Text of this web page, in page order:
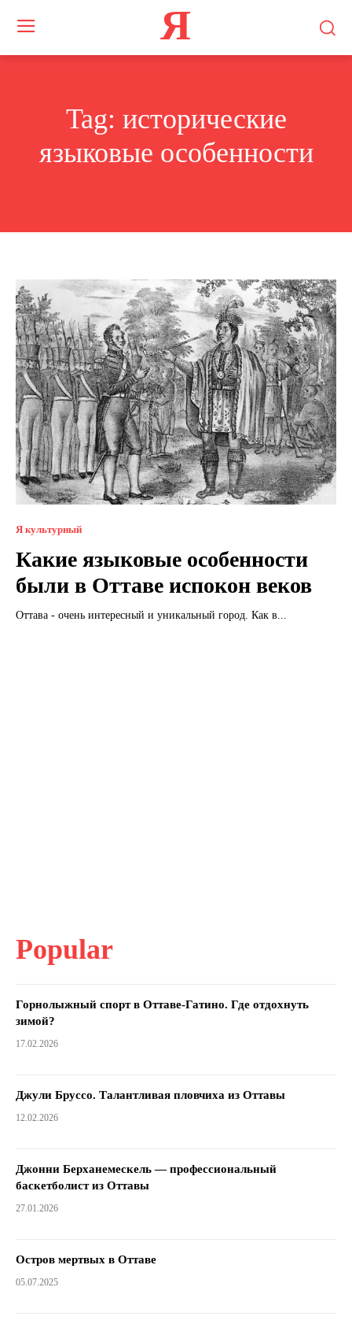
Я
Tag: исторические
языковые особенности
Я культурный
Какие языковые особенности
были в Оттаве испокон веков
Оттава - очень интересный и уникальный город. Как в...
Popular
Горнолыжный спорт в Оттаве-Гатино. Где отдохнуть
зимой?
17.02.2026
Джули Бруссо. Талантливая пловчиха из Оттавы
12.02.2026
Джонни Берханемескель — профессиональный
баскетболист из Оттавы
27.01.2026
Остров мертвых в Оттаве
05.07.2025